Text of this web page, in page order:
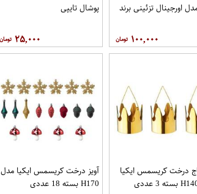
اورجینال تزئینی برند
۱۰۰,۰۰۰
پوشال تایپی
۲۵,۰۰۰
درخت کریسمس ایکیا
آویز درخت کریسمس ایکیا مدل
H170 بسته 18 عددی